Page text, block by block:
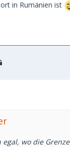
zu erkennen:
Personen,
Person
in Rumänien ist
wo die